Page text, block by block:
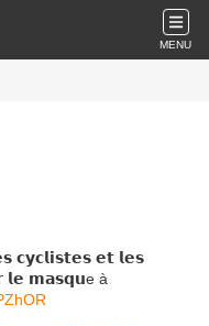
MENU
𝗰𝘆𝗰𝗹𝗶𝘀𝘁𝗲𝘀 𝗲𝘁 𝗹𝗲𝘀
𝗹𝗲 𝗺𝗮𝘀𝗾𝘂e à